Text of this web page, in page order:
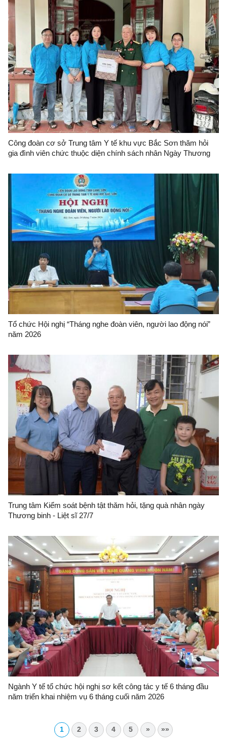
Công đoàn cơ sở Trung tâm Y tế khu vực Bắc Sơn thăm hỏi
gia đình viên chức thuộc diện chính sách nhân Ngày Thương
Tổ chức Hội nghị “Tháng nghe đoàn viên, người lao động nói”
năm 2026
Trung tâm Kiểm soát bệnh tật thăm hỏi, tặng quà nhân ngày
Thương binh - Liệt sĩ 27/7
Ngành Y tế tổ chức hội nghị sơ kết công tác y tế 6 tháng đầu
năm triển khai nhiệm vụ 6 tháng cuối năm 2026
1 2 3 4 5 » »»